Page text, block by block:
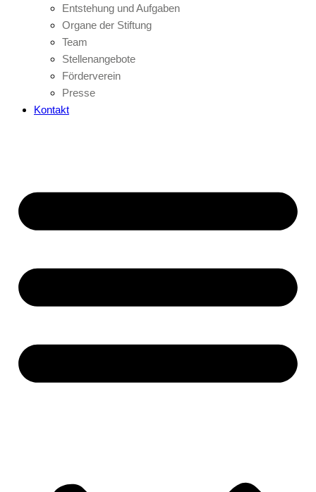
Entstehung und Aufgaben
Organe der Stiftung
Team
Stellenangebote
Förderverein
Presse
Kontakt